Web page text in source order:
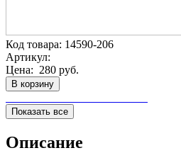
Код товара: 14590-206
Артикул:
Цена: 280 руб.
В корзину
Показать все
Описание